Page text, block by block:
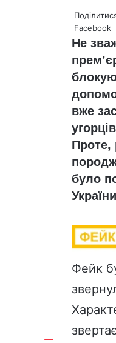
Facebook
Не
вже
Проте,
було
Фейк